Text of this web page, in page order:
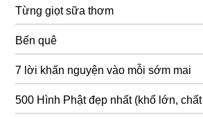
Từng giọt sữa thơm
Bến quê
7 lời khấn nguyện vào mỗi sớm mai
500 Hình Phật đẹp nhất (khổ lớn,